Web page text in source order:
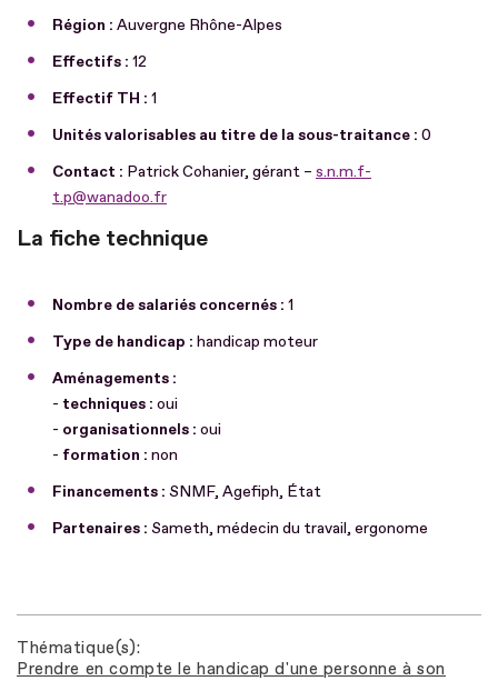
Région : Auvergne Rhône-Alpes
Effectifs : 12
Effectif TH : 1
Unités valorisables au titre de la sous-traitance : 0
Contact : Patrick Cohanier, gérant – s.n.m.f-
t.p@wanadoo.fr
La fiche technique
Nombre de salariés concernés : 1
Type de handicap : handicap moteur
Aménagements :
- techniques : oui
- organisationnels : oui
- formation : non
Financements : SNMF, Agefiph, État
Partenaires : Sameth, médecin du travail, ergonome
Thématique(s)
Prendre en compte le handicap d'une personne à son